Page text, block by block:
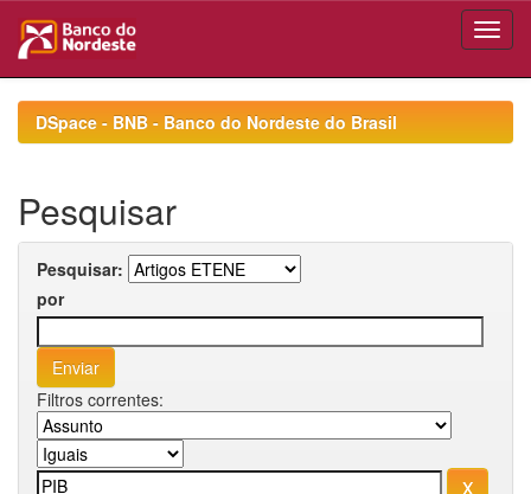
navigationDSpace - BNB - Banco do Nordeste do Brasil
Pesquisar
Pesquisar:
por
Filtros correntes: